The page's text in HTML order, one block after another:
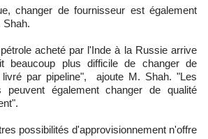
changer de fournisseur est également
Shah.
acheté par l'Inde à la Russie arrive
beaucoup plus difficile de changer de
par pipeline", ajoute M. Shah. "Les
peuvent également changer de qualité
possibilités d'approvisionnement n'offre